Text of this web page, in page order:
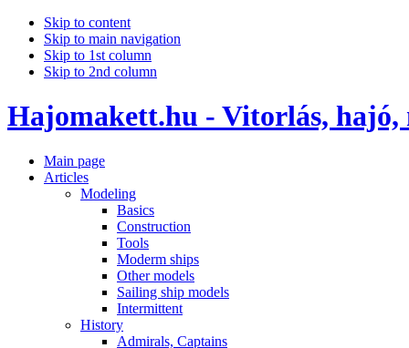
Skip to content
Skip to main navigation
Skip to 1st column
Skip to 2nd column
Hajomakett.hu - Vitorlás, hajó,
Main page
Articles
Modeling
Basics
Construction
Tools
Moderm ships
Other models
Sailing ship models
Intermittent
History
Admirals, Captains